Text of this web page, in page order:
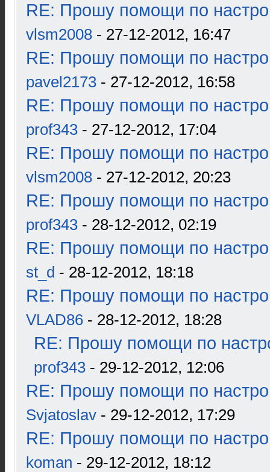
RE: Прошу помощи по
vlsm2008 - 27-12-2012, 16:47
RE: Прошу помощи по
pavel2173 - 27-12-2012, 16:58
RE: Прошу помощи по
prof343 - 27-12-2012, 17:04
RE: Прошу помощи по
vlsm2008 - 27-12-2012, 20:23
RE: Прошу помощи по
prof343 - 28-12-2012, 02:19
RE: Прошу помощи по
st_d - 28-12-2012, 18:18
RE: Прошу помощи по
VLAD86 - 28-12-2012, 18:28
RE: Прошу помощи по
prof343 - 29-12-2012, 12:06
RE: Прошу помощи по
Svjatoslav - 29-12-2012, 17:29
RE: Прошу помощи по
koman - 29-12-2012, 18:12